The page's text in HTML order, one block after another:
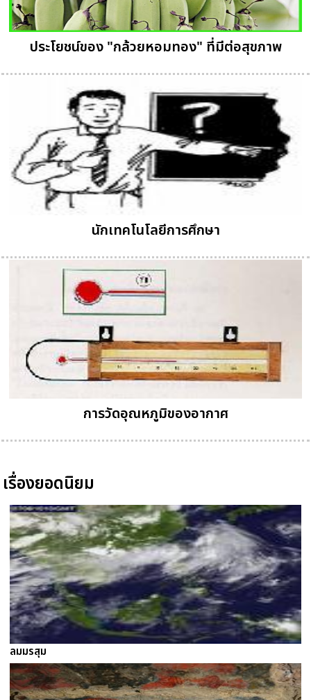
ประโยชน์ของ "กล้วยหอมทอง" ที่มีต่อสุขภาพ
นักเทคโนโลยีการศึกษา
การวัดอุณหภูมิของอากาศ
เรื่องยอดนิยม
ลมมรสุม